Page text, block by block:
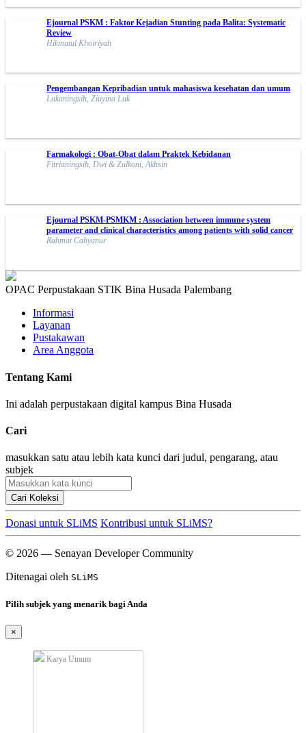
Ejournal PSKM : Faktor Kejadian Stunting pada Balita: Systematic
Review
Hikmatul Khoiriyah
Pengembangan Kepribadian untuk mahasiswa kesehatan dan umum
Lukaningsih, Ziuyina Luk
Farmakologi : Obat-Obat dalam Praktek Kebidanan
Fitrianingsih, Dwi & Zulkoni, Akhsin
Ejournal PSKM-PSMKM : Association between immune system
parameter and clinical characteristics among patients with solid cancer
Rahmat Cahyanur
OPAC Perpustakaan STIK Bina Husada Palembang
Informasi
Layanan
Pustakawan
Area Anggota
Tentang Kami
Ini adalah perpustakaan digital kampus Bina Husada
Cari
masukkan satu atau lebih kata kunci dari judul, pengarang, atau
subjek
Cari Koleksi
Donasi untuk SLiMS Kontribusi untuk SLiMS?
© 2026 — Senayan Developer Community
Ditenagai oleh SLiMS
Pilih subjek yang menarik bagi Anda
×
Karya Umum